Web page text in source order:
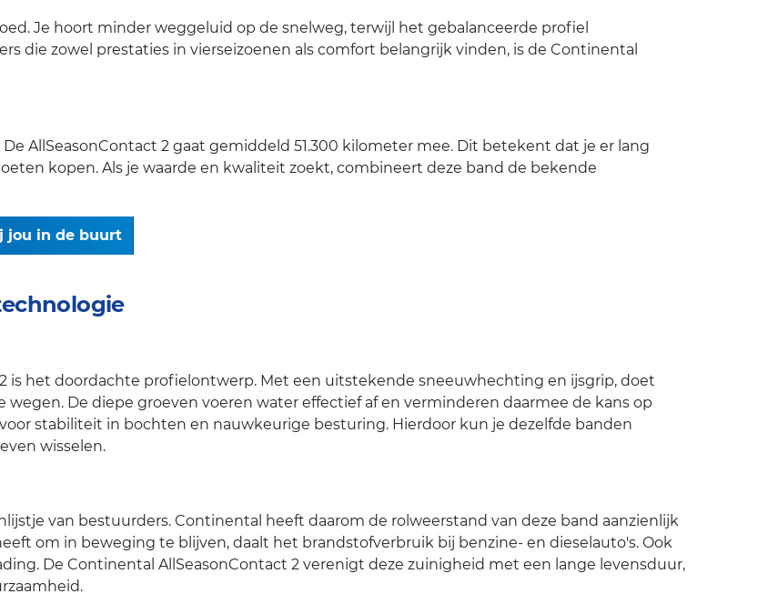
Je hoort minder weggeluid op de snelweg, terwijl het gebalanceerde profiel
die zowel prestaties in vierseizoenen als comfort belangrijk vinden, is de Continental
AllSeasonContact 2 gaat gemiddeld 51.300 kilometer mee. Dit betekent dat je er lang
kopen. Als je waarde en kwaliteit zoekt, combineert deze band de bekende
jou in de buurt
is het doordachte profielontwerp. Met een uitstekende sneeuwhechting en ijsgrip, doet
wegen. De diepe groeven voeren water effectief af en verminderen daarmee de kans op
stabiliteit in bochten en nauwkeurige besturing. Hierdoor kun je dezelfde banden
wisselen.
van bestuurders. Continental heeft daarom de rolweerstand van deze band aanzienlijk
om in beweging te blijven, daalt het brandstofverbruik bij benzine- en dieselauto's. Ook
De Continental AllSeasonContact 2 verenigt deze zuinigheid met een lange levensduur,